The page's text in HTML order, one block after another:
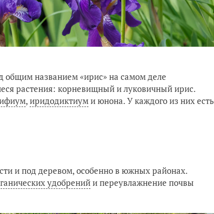
общим названием «ирис» на самом деле
растения: корневищный и луковичный ирис.
,иридодиктиуми юнона. У каждого из них есть
и под деревом, особенно в южных районах.
удобренийи переувлажнение почвы